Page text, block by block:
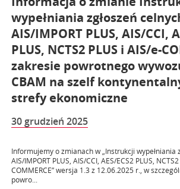
wypełniania zgłoszeń
AIS/IMPORT PLUS, AIS/CCI,
PLUS, NCTS2 PLUS i AIS/e-
zakresie powrotnego
CBAM na szelf
strefy ekonomiczne
30 grudzień 2025
Informujemy o zmianach w „Instrukcji wypełniania
AIS/IMPORT PLUS, AIS/CCI, AES/ECS2 PLUS,
COMMERCE” wersja 1.3 z 12.06.2025 r., w
powro...